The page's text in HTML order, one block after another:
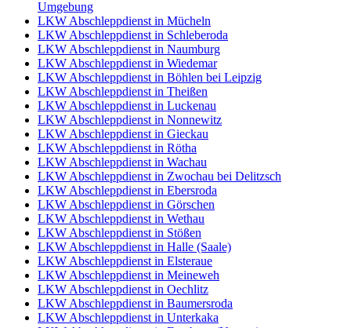
Umgebung
LKW Abschleppdienst in Mücheln
LKW Abschleppdienst in Schleberoda
LKW Abschleppdienst in Naumburg
LKW Abschleppdienst in Wiedemar
LKW Abschleppdienst in Böhlen bei Leipzig
LKW Abschleppdienst in Theißen
LKW Abschleppdienst in Luckenau
LKW Abschleppdienst in Nonnewitz
LKW Abschleppdienst in Gieckau
LKW Abschleppdienst in Rötha
LKW Abschleppdienst in Wachau
LKW Abschleppdienst in Zwochau bei Delitzsch
LKW Abschleppdienst in Ebersroda
LKW Abschleppdienst in Görschen
LKW Abschleppdienst in Wethau
LKW Abschleppdienst in Stößen
LKW Abschleppdienst in Halle (Saale)
LKW Abschleppdienst in Elsteraue
LKW Abschleppdienst in Meineweh
LKW Abschleppdienst in Oechlitz
LKW Abschleppdienst in Baumersroda
LKW Abschleppdienst in Unterkaka